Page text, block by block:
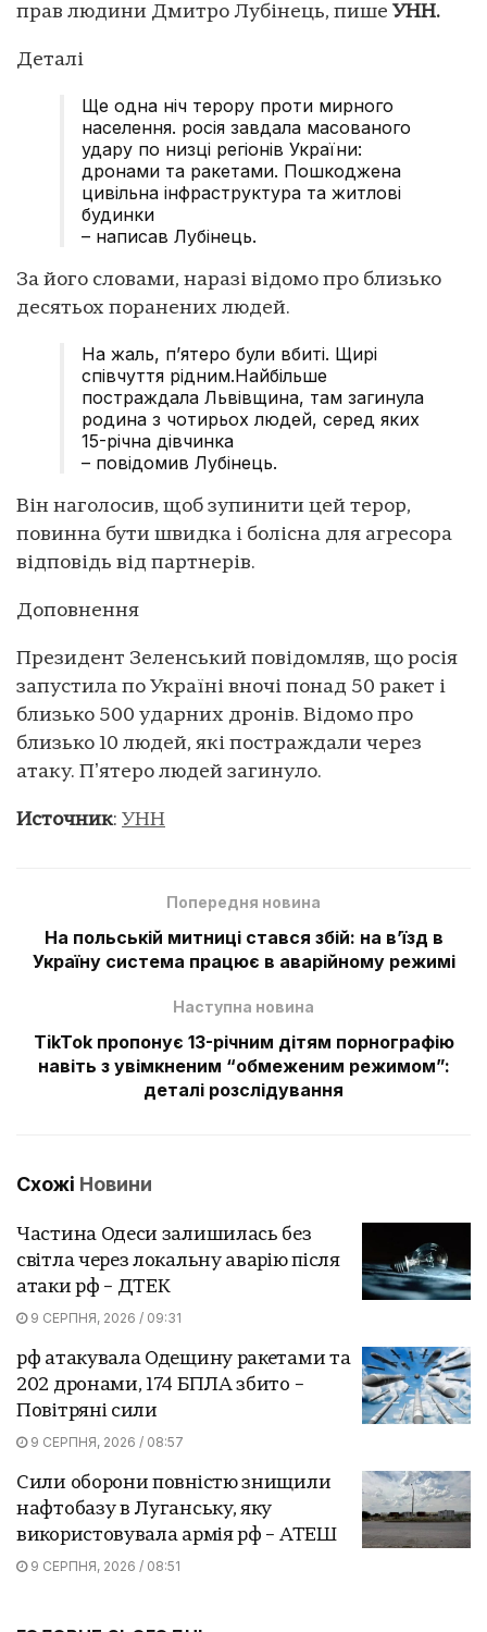
прав людини Дмитро Лубінець, пише УНН.
Деталі
Ще одна ніч терору проти мирного
населення. росія завдала масованого
удару по низці регіонів України:
дронами та ракетами. Пошкоджена
цивільна інфраструктура та житлові
будинки
– написав Лубінець.
За його словами, наразі відомо про близько
десятьох поранених людей.
На жаль, пʼятеро були вбиті. Щирі
співчуття рідним.Найбільше
постраждала Львівщина, там загинула
родина з чотирьох людей, серед яких
15-річна дівчинка
– повідомив Лубінець.
Він наголосив, щоб зупинити цей терор,
повинна бути швидка і болісна для агресора
відповідь від партнерів.
Доповнення
Президент Зеленський повідомляв, що росія
запустила по Україні вночі понад 50 ракет і
близько 500 ударних дронів. Відомо про
близько 10 людей, які постраждали через
атаку. Пʼятеро людей загинуло.
Источник: УНН
Попередня новина
На польській митниці стався збій: на вʼїзд в
Україну система працює в аварійному режимі
Наступна новина
TikTok пропонує 13-річним дітям порнографію
навіть з увімкненим “обмеженим режимом”:
деталі розслідування
Схожі Новини
Частина Одеси залишилась без
світла через локальну аварію після
атаки рф – ДТЕК
9 СЕРПНЯ, 2026 / 09:31
рф атакувала Одещину ракетами та
202 дронами, 174 БПЛА збито –
Повітряні сили
9 СЕРПНЯ, 2026 / 08:57
Сили оборони повністю знищили
нафтобазу в Луганську, яку
використовувала армія рф – АТЕШ
9 СЕРПНЯ, 2026 / 08:51